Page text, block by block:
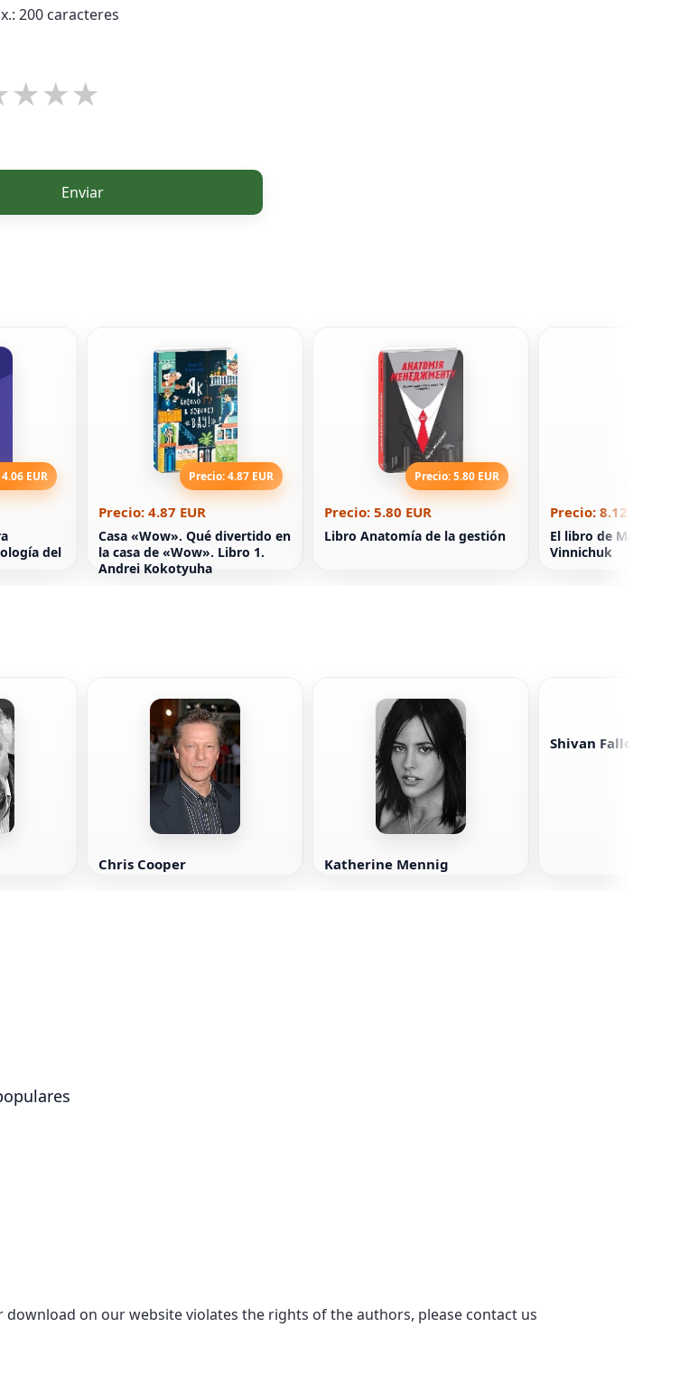
200 caracteres
Enviar
EUR
del
Precio: 4.87 EUR
Precio: 4.87 EUR
Casa «Wow». Qué divertido en
la casa de «Wow». Libro 1.
Andrei Kokotyuha
Precio: 5.80 EUR
Precio: 5.80 EUR
Libro Anatomía de la gestión
Precio: 8.12 EUR
El libro de Malva
Vinnichuk
Chris Cooper Katherine Mennig
Shivan Fallon
on our website violates the rights of the authors, please contact us